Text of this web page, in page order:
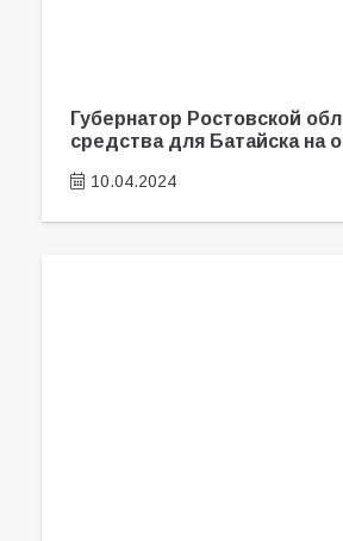
Губернатор Ростовской
средства для Батайска на
10.04.2024